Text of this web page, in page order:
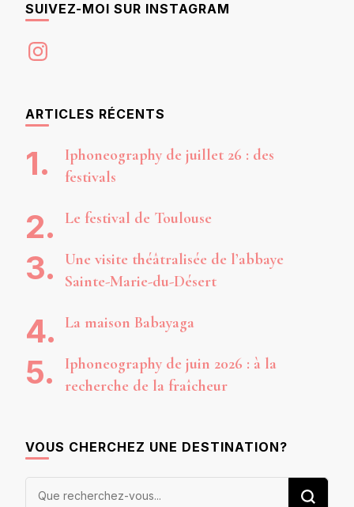
SUIVEZ-MOI SUR INSTAGRAM
Instagram
ARTICLES RÉCENTS
Iphoneography de juillet 26 : des
festivals
Le festival de Toulouse
Une visite théâtralisée de l’abbaye
Sainte-Marie-du-Désert
La maison Babayaga
Iphoneography de juin 2026 : à la
recherche de la fraîcheur
VOUS CHERCHEZ UNE DESTINATION?
Vous